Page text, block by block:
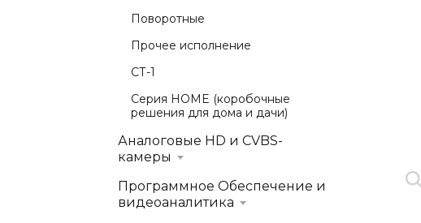
Поворотные
Прочее исполнение
СТ-1
Серия HOME (коробочные
решения для дома и дачи)
Аналоговые HD и CVBS-
камеры
Программное Обеспечение и
видеоаналитика